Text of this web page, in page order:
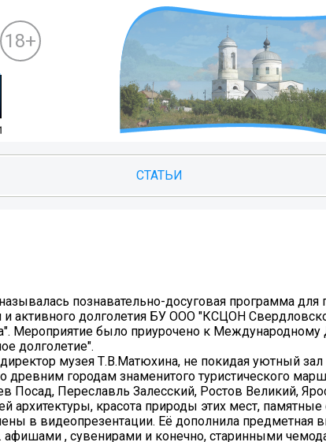
18+
СТАТЬИ
познавательно-досуговая программа для
и активного долголетия БУ ООО "КСЦОН
Мероприятие было приурочено к
долголетие".
музея Т.В.Матюхина, не покидая уютный
древним городам знаменитого туристического
Посад, Переславль Залесский, Ростов Великий,
архитектуры, красота природы этих мест, памятные
в видеопрезентации. Её дополнила предметная
, сувенирами и конечно, старинными